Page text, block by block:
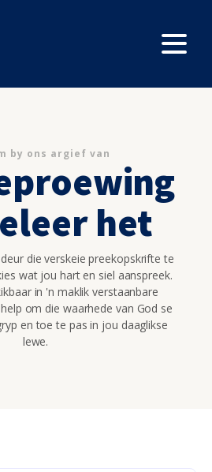
by ons argief van
het
die verskeie preekopskrifte te
wat jou hart en siel aanspreek.
in 'n maklik verstaanbare
om die waarhede van God se
en toe te pas in jou daaglikse
lewe.